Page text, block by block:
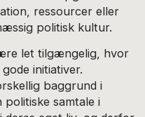
ressourcer eller
politisk kultur.
let tilgængelig, hvor
initiativer.
baggrund i
politiske samtale i